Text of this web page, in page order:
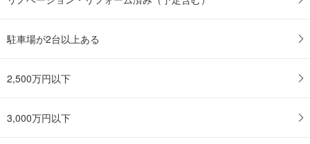
駐車場が2台以上ある
2,500万円以下
3,000万円以下